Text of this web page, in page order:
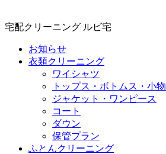
宅配クリーニング ルビ宅
お知らせ
衣類クリーニング
ワイシャツ
トップス・ボトムス・小物
ジャケット・ワンピース
コート
ダウン
保管プラン
ふとんクリーニング